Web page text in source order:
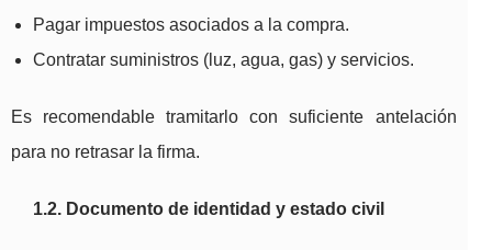
Pagar impuestos asociados a la compra.
Contratar suministros (luz, agua, gas) y servicios.
Es recomendable tramitarlo con suficiente antelación
para no retrasar la firma.
1.2. Documento de identidad y estado civil